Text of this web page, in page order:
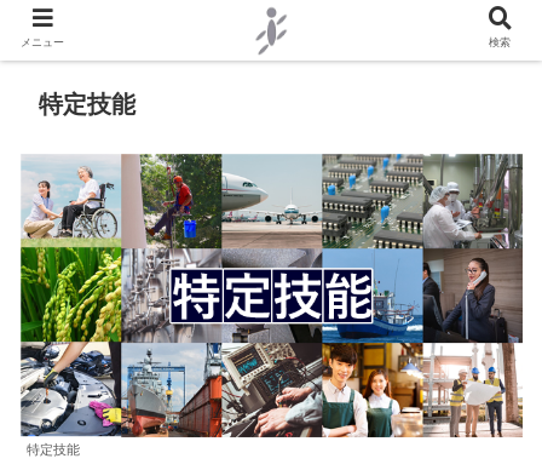
特定技能
特定技能
メニュー 検索